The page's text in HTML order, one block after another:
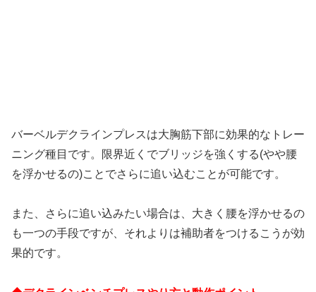
バーベルデクラインプレスは大胸筋下部に効果的なトレー
ニング種目です。限界近くでブリッジを強くする(やや腰
を浮かせるの)ことでさらに追い込むことが可能です。
また、さらに追い込みたい場合は、大きく腰を浮かせるの
も一つの手段ですが、それよりは補助者をつけるこうが効
果的です。